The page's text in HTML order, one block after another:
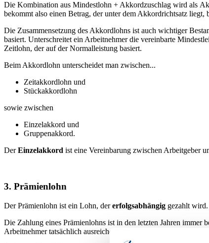
Die Kombination aus Mindestlohn + Akkordzuschlag wird als
bekommt also einen Betrag, der unter dem Akkordrichtsatz liegt,
Die Zusammensetzung des Akkordlohns ist auch wichtiger
basiert. Unterschreitet ein Arbeitnehmer die vereinbarte
Zeitlohn, der auf der Normalleistung basiert.
Beim Akkordlohn unterscheidet man zwischen...
Zeitakkordlohn und
Stückakkordlohn
sowie zwischen
Einzelakkord und
Gruppenakkord.
DerEinzelakkord ist eine Vereinbarung zwischen Arbeitgeber
3. Prämienlohn
Der Prämienlohn ist ein Lohn, dererfolgsabhängig gezahlt
Die Zahlung eines Prämienlohns ist in den letzten Jahren
Arbeitnehmer tatsächlich ausreichend Einfluss auf die Qualität